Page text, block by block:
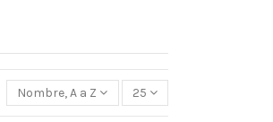
Nombre, A a Z 25